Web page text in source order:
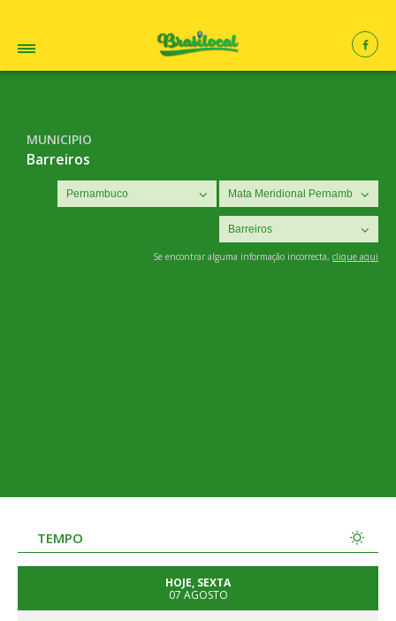
MUNICIPIO
Barreiros
Se encontrar alguma informação incorrecta, clique aqui
TEMPO
HOJE, SEXTA
07 AGOSTO